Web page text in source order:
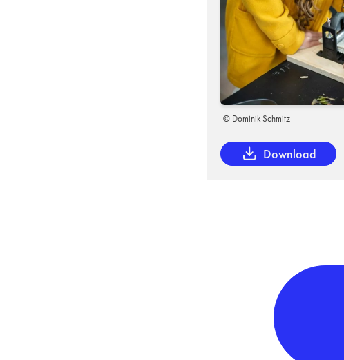
© Dominik Schmitz
Download